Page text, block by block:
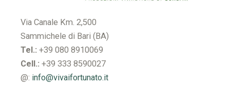
Via Canale Km. 2,500
Sammichele di Bari (BA)
Tel.: +39 080 8910069
Cell.: +39 333 8590027
@: info@vivaifortunato.it